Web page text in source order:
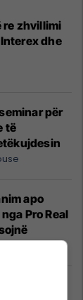
re zhvillimi
dhe
për
të
apo
Pro Real
gjatë